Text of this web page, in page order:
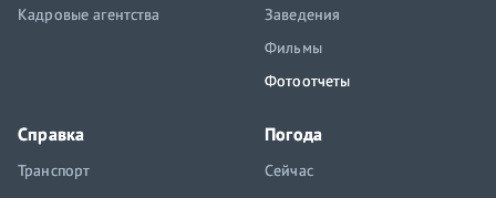
Кадровые агентства
Заведения
Фильмы
Фотоотчеты
Справка
Транспорт
Погода
Сейчас